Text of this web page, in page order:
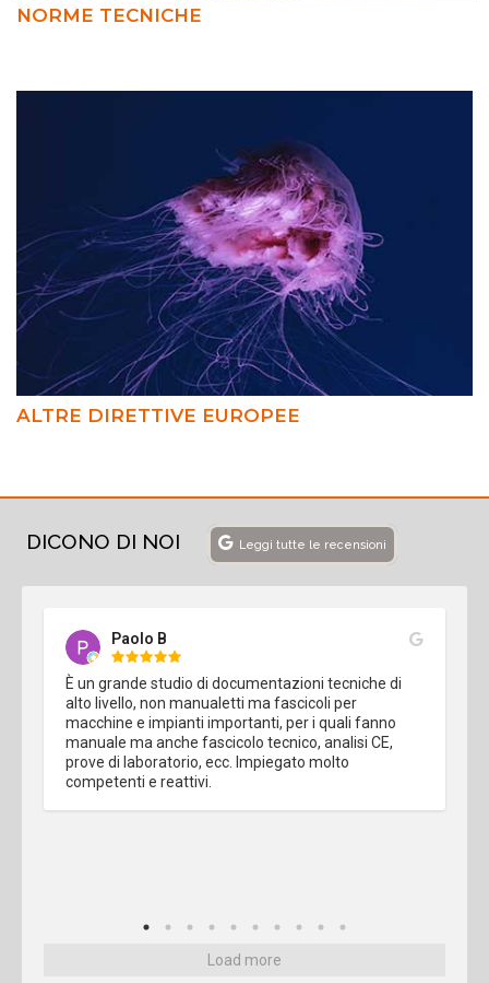
NORME TECNICHE
ALTRE DIRETTIVE EUROPEE
DICONO DI NOI Leggi tutte le recensioni
Paolo B
È un grande studio di documentazioni tecniche di
alto livello, non manualetti ma fascicoli per
macchine e impianti importanti, per i quali fanno
manuale ma anche fascicolo tecnico, analisi CE,
prove di laboratorio, ecc. Impiegato molto
competenti e reattivi.
Load more